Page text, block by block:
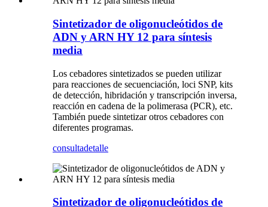
Sintetizador de oligonucleótidos de
ADN y ARN HY 12 para síntesis
media
Los cebadores sintetizados se pueden utilizar
para reacciones de secuenciación, loci SNP, kits
de detección, hibridación y transcripción inversa,
reacción en cadena de la polimerasa (PCR), etc.
También puede sintetizar otros cebadores con
diferentes programas.
consultadetalle
Sintetizador de oligonucleótidos de